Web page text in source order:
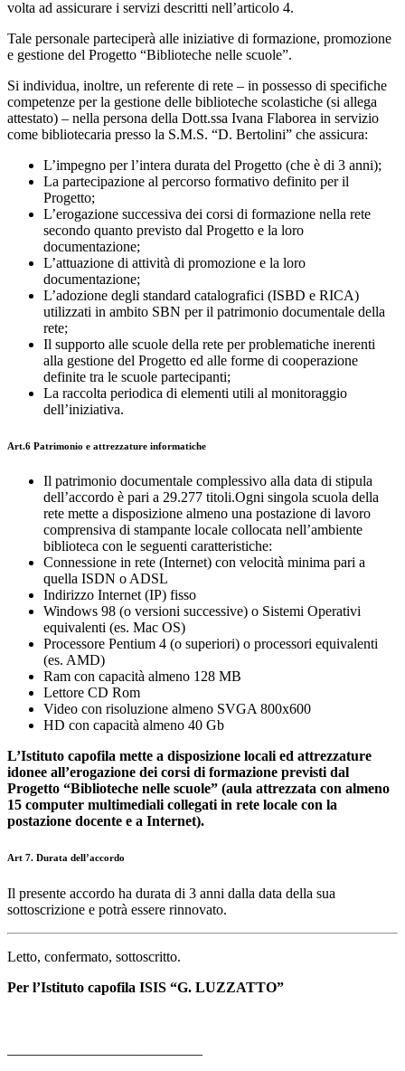
volta ad assicurare i servizi descritti nell’articolo 4.
Tale personale parteciperà alle iniziative di formazione, promozione
e gestione del Progetto “Biblioteche nelle scuole”.
Si individua, inoltre, un referente di rete – in possesso di specifiche
competenze per la gestione delle biblioteche scolastiche (si allega
attestato) – nella persona della Dott.ssa Ivana Flaborea in servizio
come bibliotecaria presso la S.M.S. “D. Bertolini” che assicura:
L’impegno per l’intera durata del Progetto (che è di 3 anni);
La partecipazione al percorso formativo definito per il
Progetto;
L’erogazione successiva dei corsi di formazione nella rete
secondo quanto previsto dal Progetto e la loro
documentazione;
L’attuazione di attività di promozione e la loro
documentazione;
L’adozione degli standard catalografici (ISBD e RICA)
utilizzati in ambito SBN per il patrimonio documentale della
rete;
Il supporto alle scuole della rete per problematiche inerenti
alla gestione del Progetto ed alle forme di cooperazione
definite tra le scuole partecipanti;
La raccolta periodica di elementi utili al monitoraggio
dell’iniziativa.
Art.6 Patrimonio e attrezzature informatiche
Il patrimonio documentale complessivo alla data di stipula
dell’accordo è pari a 29.277 titoli.Ogni singola scuola della
rete mette a disposizione almeno una postazione di lavoro
comprensiva di stampante locale collocata nell’ambiente
biblioteca con le seguenti caratteristiche:
Connessione in rete (Internet) con velocità minima pari a
quella ISDN o ADSL
Indirizzo Internet (IP) fisso
Windows 98 (o versioni successive) o Sistemi Operativi
equivalenti (es. Mac OS)
Processore Pentium 4 (o superiori) o processori equivalenti
(es. AMD)
Ram con capacità almeno 128 MB
Lettore CD Rom
Video con risoluzione almeno SVGA 800x600
HD con capacità almeno 40 Gb
L’Istituto capofila mette a disposizione locali ed attrezzature
idonee all’erogazione dei corsi di formazione previsti dal
Progetto “Biblioteche nelle scuole” (aula attrezzata con almeno
15 computer multimediali collegati in rete locale con la
postazione docente e a Internet).
Art 7. Durata dell’accordo
Il presente accordo ha durata di 3 anni dalla data della sua
sottoscrizione e potrà essere rinnovato.
Letto, confermato, sottoscritto.
Per l’Istituto capofila ISIS “G. LUZZATTO”